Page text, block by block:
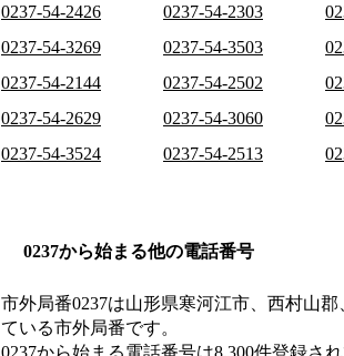
0237-54-2426
0237-54-2303
0237-54-3269
0237-54-3503
0237-54-2144
0237-54-2502
0237-54-2629
0237-54-3060
0237-54-3524
0237-54-2513
0237から始まる他の電話番号
市外局番0237は山形県寒河江市、西村山
ている市外局番です。
0237から始まる電話番号は8,300件登録され